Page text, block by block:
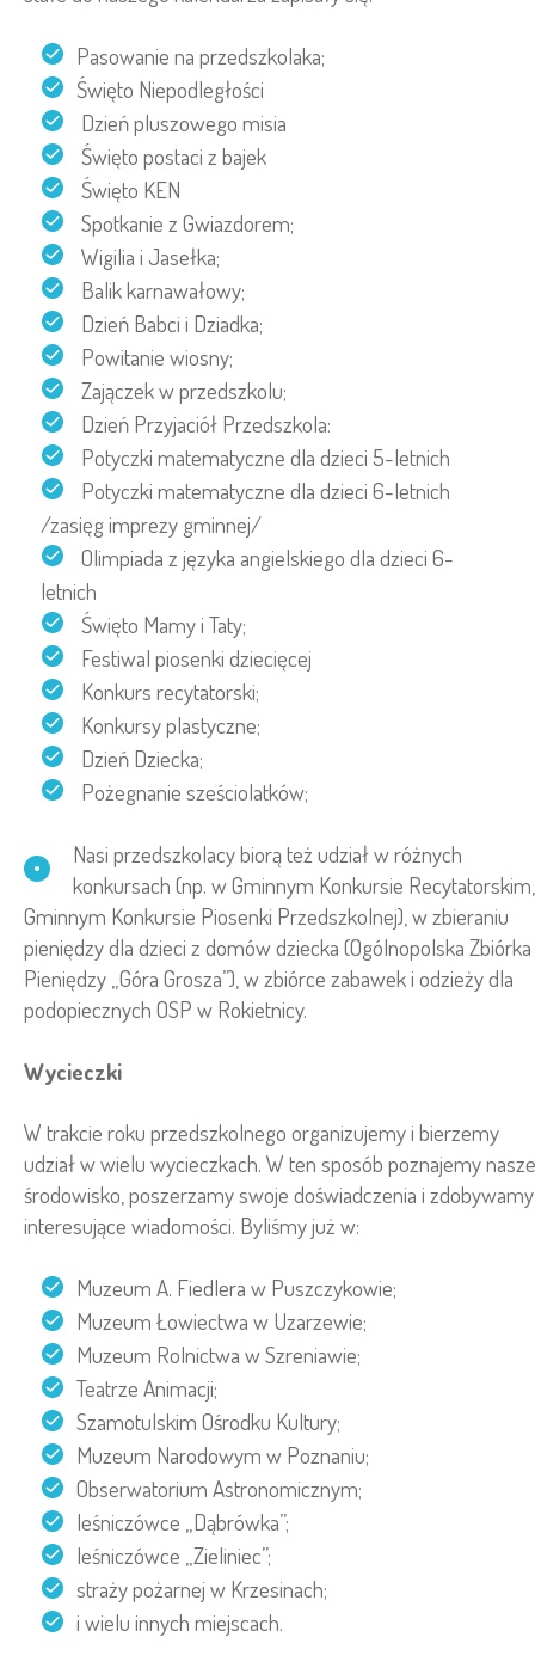
Pasowanie na przedszkolaka;
Święto Niepodległości
Dzień pluszowego misia
Święto postaci z bajek
Święto KEN
Spotkanie z Gwiazdorem;
Wigilia i Jasełka;
Balik karnawałowy;
Dzień Babci i Dziadka;
Powitanie wiosny;
Zajączek w przedszkolu;
Dzień Przyjaciół Przedszkola:
Potyczki matematyczne dla dzieci 5-letnich
Potyczki matematyczne dla dzieci 6-letnich
/zasięg imprezy gminnej/
Olimpiada z języka angielskiego dla dzieci 6-
letnich
Święto Mamy i Taty;
Festiwal piosenki dziecięcej
Konkurs recytatorski;
Konkursy plastyczne;
Dzień Dziecka;
Pożegnanie sześciolatków;
Nasi przedszkolacy biorą też udział w różnych
konkursach (np. w Gminnym Konkursie Recytatorskim,
Gminnym Konkursie Piosenki Przedszkolnej), w zbieraniu
pieniędzy dla dzieci z domów dziecka (Ogólnopolska Zbiórka
Pieniędzy „Góra Grosza”), w zbiórce zabawek i odzieży dla
podopiecznych OSP w Rokietnicy.
Wycieczki
W trakcie roku przedszkolnego organizujemy i bierzemy
udział w wielu wycieczkach. W ten sposób poznajemy nasze
środowisko, poszerzamy swoje doświadczenia i zdobywamy
interesujące wiadomości. Byliśmy już w:
Muzeum A. Fiedlera w Puszczykowie;
Muzeum Łowiectwa w Uzarzewie;
Muzeum Rolnictwa w Szreniawie;
Teatrze Animacji;
Szamotulskim Ośrodku Kultury;
Muzeum Narodowym w Poznaniu;
Obserwatorium Astronomicznym;
leśniczówce „Dąbrówka”;
leśniczówce „Zieliniec”;
straży pożarnej w Krzesinach;
i wielu innych miejscach.